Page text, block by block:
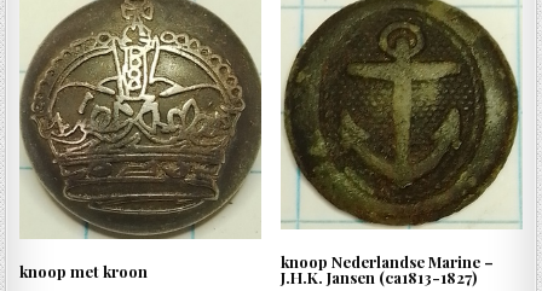
knoop met kroon knoop Nederlandse Marine –
J.H.K. Jansen (ca1813-1827)